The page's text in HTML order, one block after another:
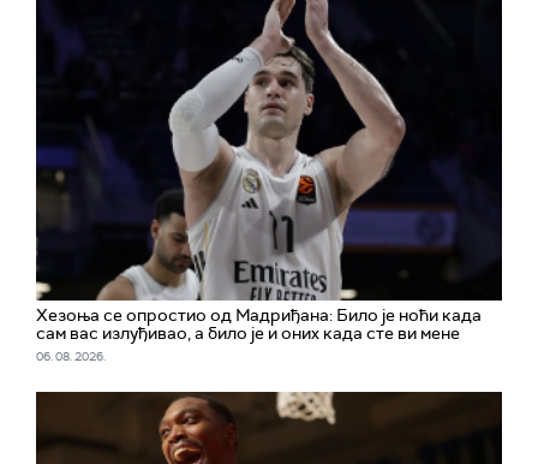
Хезоња се опростио од Мадриђана: Било је ноћи када
сам вас излуђивао, а било је и оних када сте ви мене
06. 08. 2026.